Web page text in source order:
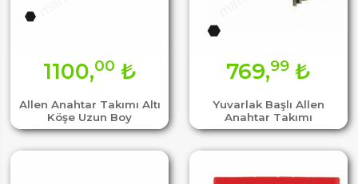
Allen Anahtar Takımı Altı
Köşe Uzun Boy
1100,00 ₺
Yuvarlak Başlı Allen
Anahtar Takımı
769,99₺